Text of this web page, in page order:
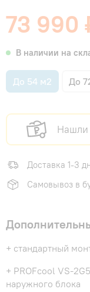
73 990
В наличии на
До 54 м2 До
Нашли
Доставка 1-3
Самовывоз в
+ стандартный
+ PROFcool VS-
наружного блока